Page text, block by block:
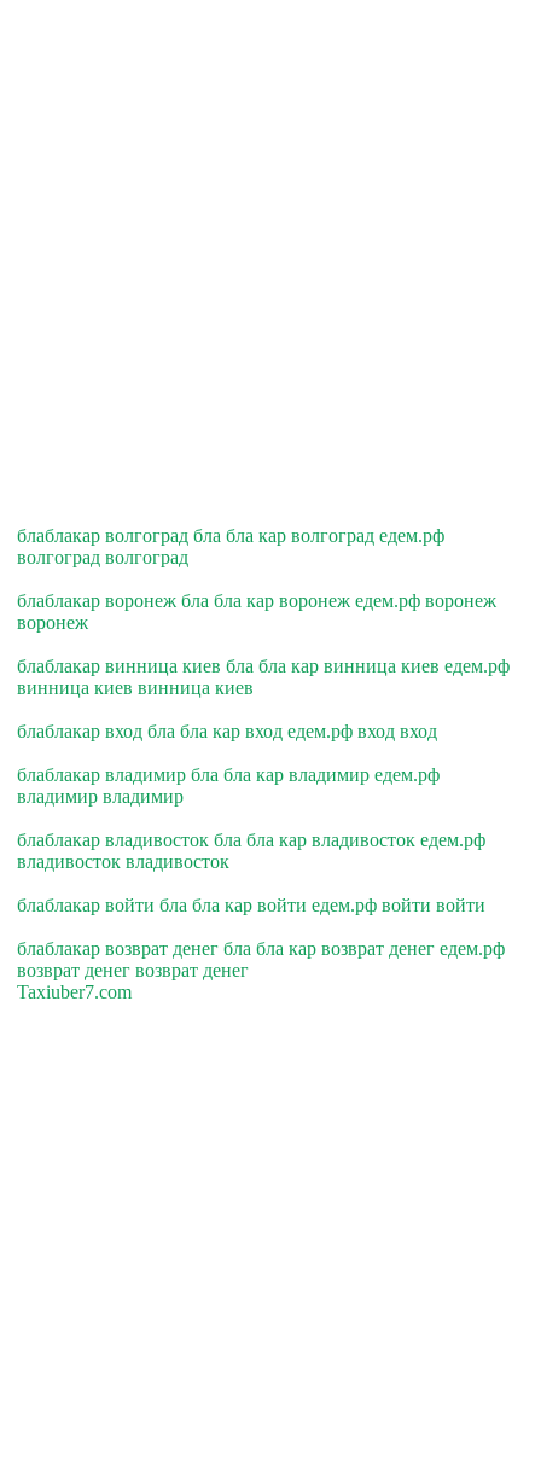
блаблакар волгоград бла бла кар волгоград едем.рф
волгоград волгоград
блаблакар воронеж бла бла кар воронеж едем.рф воронеж
воронеж
блаблакар винница киев бла бла кар винница киев едем.рф
винница киев винница киев
блаблакар вход бла бла кар вход едем.рф вход вход
блаблакар владимир бла бла кар владимир едем.рф
владимир владимир
блаблакар владивосток бла бла кар владивосток едем.рф
владивосток владивосток
блаблакар войти бла бла кар войти едем.рф войти войти
блаблакар возврат денег бла бла кар возврат денег едем.рф
возврат денег возврат денег
Taxiuber7.com